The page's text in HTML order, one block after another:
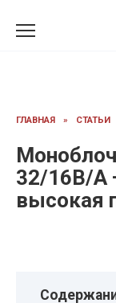
ГЛАВНАЯ » СТАТЬИ
32/16B/A
высокая